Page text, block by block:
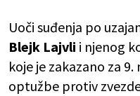
Uoči suđenja po
Blejk Lajvli i njenog
koje je zakazano za
optužbe protiv